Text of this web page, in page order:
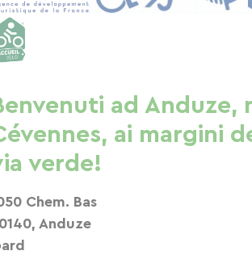
ad Anduze,
ai margini
verde!
Chem. Bas
Anduze